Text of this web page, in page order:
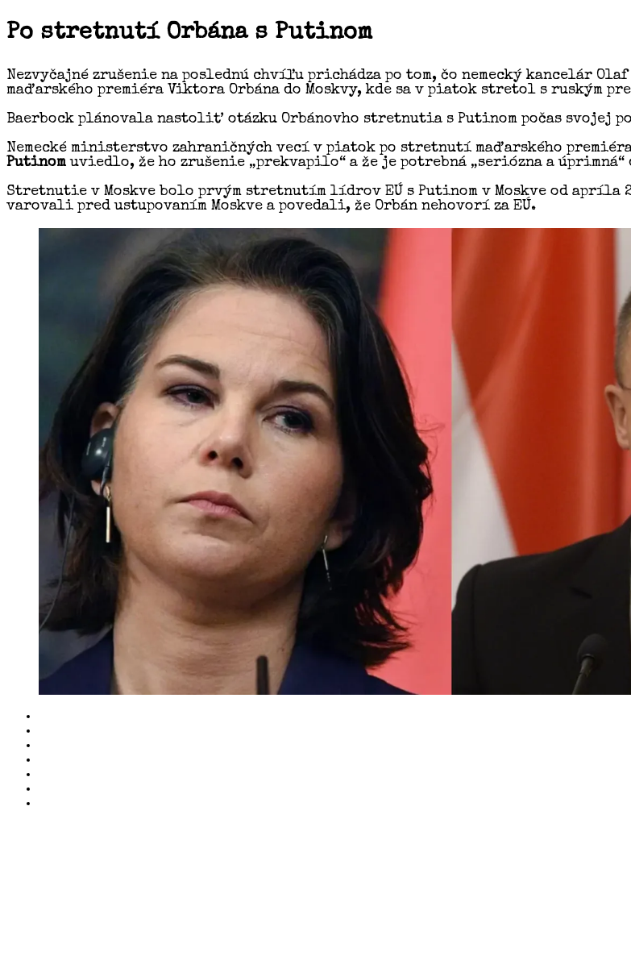
Po stretnutí Orbána s Putinom
Nezvyčajné zrušenie na poslednú chvíľu prichádza po tom, čo nemecký kancelár
maďarského premiéra Viktora Orbána do Moskvy, kde sa v piatok stretol s ruským
Baerbock plánovala nastoliť otázku Orbánovho stretnutia s Putinom počas svojej
Nemecké ministerstvo zahraničných vecí v piatok po stretnutí maďarského
Putinom uviedlo, že ho zrušenie „prekvapilo“ a že je potrebná „seriózna a
Stretnutie v Moskve bolo prvým stretnutím lídrov EÚ s Putinom v Moskve od
varovali pred ustupovaním Moskve a povedali, že Orbán nehovorí za EÚ.